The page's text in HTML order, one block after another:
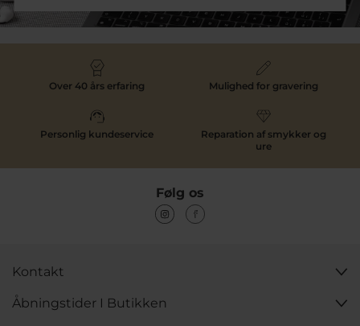
Over 40 års erfaring Mulighed for gravering
Personlig kundeservice
Reparation af smykker og
ure
Følg os
Kontakt
Åbningstider I Butikken